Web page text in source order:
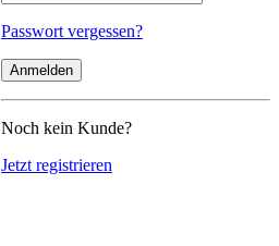
Passwort vergessen?
Noch kein Kunde?
Jetzt registrieren